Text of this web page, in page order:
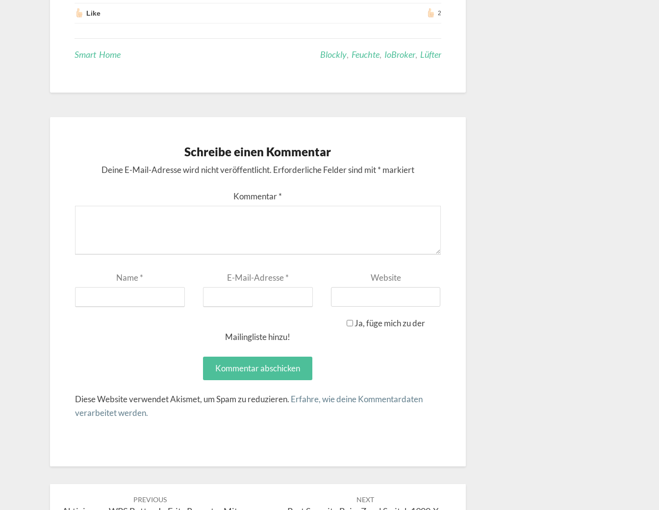
Like 2
Smart Home Blockly, Feuchte, IoBroker, Lüfter
Schreibe einen Kommentar
Deine E-Mail-Adresse wird nicht veröffentlicht. Erforderliche Felder sind mit* markiert
Kommentar*
Name* E-Mail-Adresse* Website
Ja, füge mich zu der
Mailingliste hinzu!
Diese Website verwendet Akismet, um Spam zu reduzieren. Erfahre, wie deine Kommentardaten
verarbeitet werden.
PREVIOUS NEXT